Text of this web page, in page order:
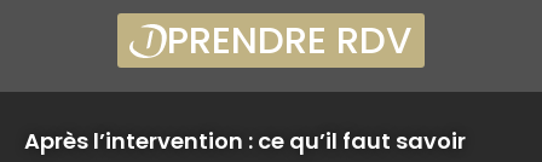
PRENDRE RDV
Après l’intervention : ce qu’il faut savoir